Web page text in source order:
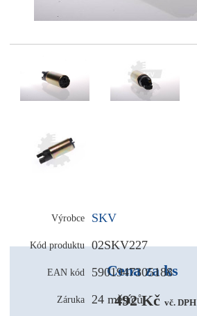
Výrobce SKV
Kód produktu 02SKV227
EAN kód 5901947305188
Záruka 24 měsíců
Cena za ks
492 Kč vč. DPH